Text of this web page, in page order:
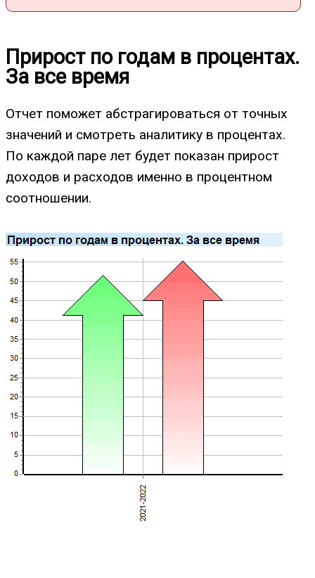
Прирост по годам в процентах.
За все время
Отчет поможет абстрагироваться от точных
значений и смотреть аналитику в процентах.
По каждой паре лет будет показан прирост
доходов и расходов именно в процентном
соотношении.